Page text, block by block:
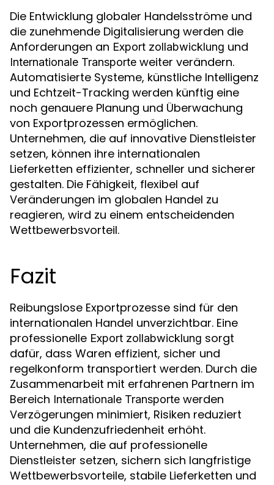
Die Entwicklung globaler Handelsströme und
die zunehmende Digitalisierung werden die
Anforderungen an Export zollabwicklung und
Internationale Transporte weiter verändern.
Automatisierte Systeme, künstliche Intelligenz
und Echtzeit-Tracking werden künftig eine
noch genauere Planung und Überwachung
von Exportprozessen ermöglichen.
Unternehmen, die auf innovative Dienstleister
setzen, können ihre internationalen
Lieferketten effizienter, schneller und sicherer
gestalten. Die Fähigkeit, flexibel auf
Veränderungen im globalen Handel zu
reagieren, wird zu einem entscheidenden
Wettbewerbsvorteil.
Fazit
Reibungslose Exportprozesse sind für den
internationalen Handel unverzichtbar. Eine
professionelle Export zollabwicklung sorgt
dafür, dass Waren effizient, sicher und
regelkonform transportiert werden. Durch die
Zusammenarbeit mit erfahrenen Partnern im
Bereich Internationale Transporte werden
Verzögerungen minimiert, Risiken reduziert
und die Kundenzufriedenheit erhöht.
Unternehmen, die auf professionelle
Dienstleister setzen, sichern sich langfristige
Wettbewerbsvorteile, stabile Lieferketten und